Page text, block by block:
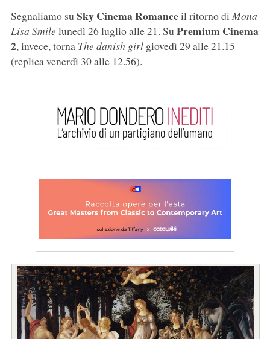
Segnaliamo suSky Cinema Romanceil ritorno di Mona
Lisa Smilelunedì 26 luglio alle 21. SuPremium Cinema
2, invece, torna The danish girlgiovedì 29 alle 21.15
(replica venerdì 30 alle 12.56).